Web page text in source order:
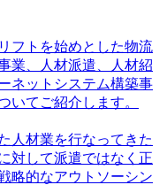
フトを始めとした物流
業、人材派遣、人材紹
ネットシステム構築事
いてご紹介します。
人材業を行なってきた
対して派遣ではなく正
略的なアウトソーシン